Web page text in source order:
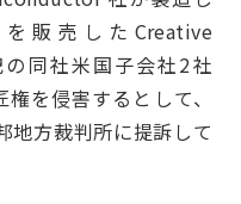
販売したCreative
同社米国子会社2社
を侵害するとして、
地方裁判所に提訴して